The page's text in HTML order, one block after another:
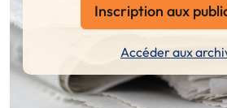
Inscription aux
Accéder aux